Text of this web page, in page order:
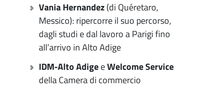
Vania Hernandez(di Quéretaro,
Messico): ripercorre il suo percorso,
dagli studi e dal lavoro a Parigi fino
all’arrivo in Alto Adige
IDM-Alto AdigeeWelcome Service
della Camera di commercio